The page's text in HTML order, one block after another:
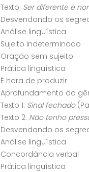
Texto: Ser diferente é
Desvendando os
Análise linguística
Sujeito indeterminado
Oração sem sujeito
Prática linguística
É hora de produzir
Aprofundamento do
Texto 1: Sinal fechado
Texto 2: Não tenho
Desvendando os
Análise linguística
Concordância verbal
Prática linguística